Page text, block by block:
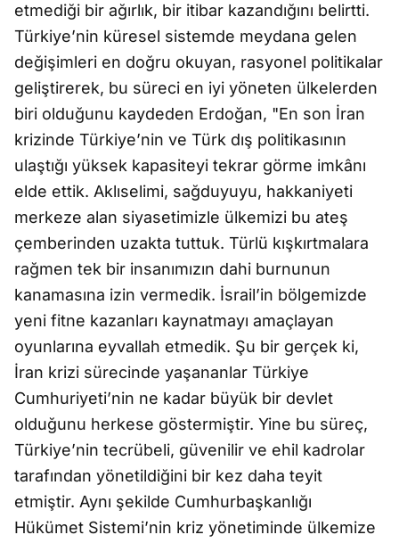
etmediği bir ağırlık, bir itibar kazandığını belirtti.
Türkiye’nin küresel sistemde meydana gelen
değişimleri en doğru okuyan, rasyonel politikalar
geliştirerek, bu süreci en iyi yöneten ülkelerden
biri olduğunu kaydeden Erdoğan, "En son İran
krizinde Türkiye’nin ve Türk dış politikasının
ulaştığı yüksek kapasiteyi tekrar görme imkânı
elde ettik. Aklıselimi, sağduyuyu, hakkaniyeti
merkeze alan siyasetimizle ülkemizi bu ateş
çemberinden uzakta tuttuk. Türlü kışkırtmalara
rağmen tek bir insanımızın dahi burnunun
kanamasına izin vermedik. İsrail’in bölgemizde
yeni fitne kazanları kaynatmayı amaçlayan
oyunlarına eyvallah etmedik. Şu bir gerçek ki,
İran krizi sürecinde yaşananlar Türkiye
Cumhuriyeti’nin ne kadar büyük bir devlet
olduğunu herkese göstermiştir. Yine bu süreç,
Türkiye’nin tecrübeli, güvenilir ve ehil kadrolar
tarafından yönetildiğini bir kez daha teyit
etmiştir. Aynı şekilde Cumhurbaşkanlığı
Hükümet Sistemi’nin kriz yönetiminde ülkemize